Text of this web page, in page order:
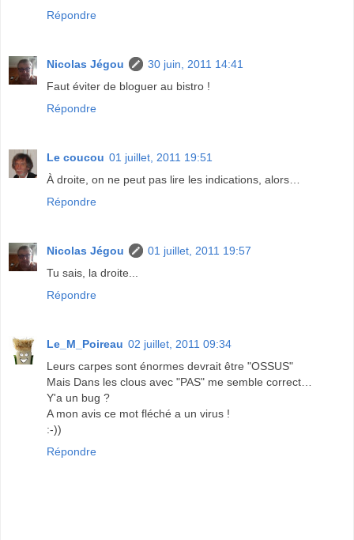
Répondre
Nicolas Jégou
30 juin, 2011 14:41
Faut éviter de bloguer au bistro !
Répondre
Le coucou 01 juillet, 2011 19:51
À droite, on ne peut pas lire les indications, alors…
Répondre
Nicolas Jégou
01 juillet, 2011 19:57
Tu sais, la droite...
Répondre
Le_M_Poireau 02 juillet, 2011 09:34
Leurs carpes sont énormes devrait être "OSSUS"
Mais Dans les clous avec "PAS" me semble correct…
Y'a un bug ?
A mon avis ce mot fléché a un virus !
:-))
Répondre